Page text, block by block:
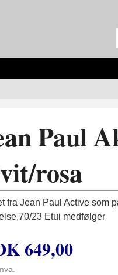
Paul
rosa
fra Jean Paul Active som
23 Etui medfølger
649,00